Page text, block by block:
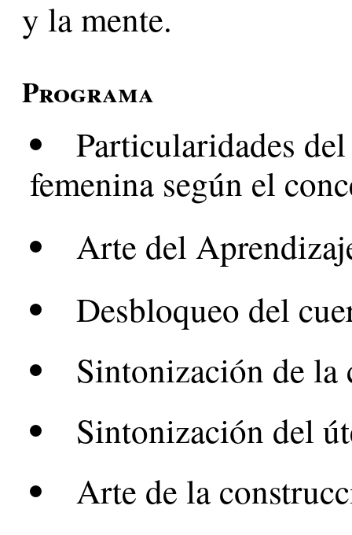
y la mente.
Programa
Particularidades
femenina según el
Arte del
Desbloqueo del
Sintonización de la
Sintonización del
Arte de la